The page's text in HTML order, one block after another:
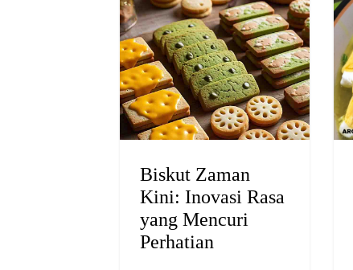
Biskut Zaman
Kini: Inovasi Rasa
yang Mencuri
Perhatian